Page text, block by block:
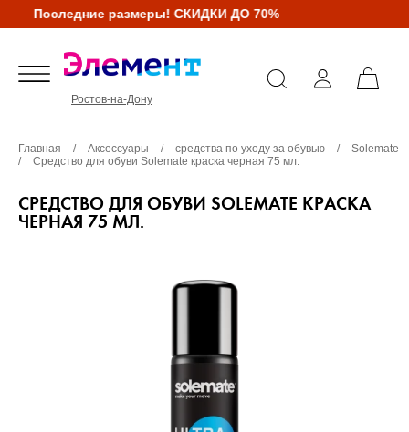
Последние размеры! СКИДКИ ДО 70%
Ростов-на-Дону
Главная / Аксессуары / средства по уходу за обувью /
Solemate
/
Средство для обуви Solemate краска черная 75 мл.
СРЕДСТВО ДЛЯ ОБУВИ SOLEMATE КРАСКА
ЧЕРНАЯ 75 МЛ.